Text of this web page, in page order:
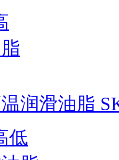
润滑油脂